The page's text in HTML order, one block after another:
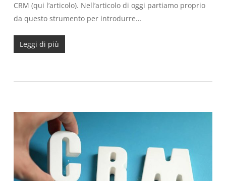
CRM (qui l’articolo). Nell’articolo di oggi partiamo proprio
da questo strumento per introdurre…
Leggi di più